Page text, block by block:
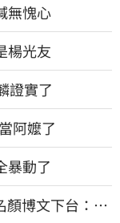
無愧心
楊光友
證實了
阿嬤了
暴動了
顏博文下台：為